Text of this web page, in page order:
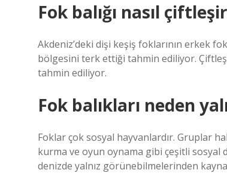
Fok balığı nasıl
Akdeniz’deki dişi keşiş foklarının erkek
bölgesini terk ettiği tahmin ediliyor.
tahmin ediliyor.
Fok balıkları neden
Foklar çok sosyal hayvanlardır. Gruplar
kurma ve oyun oynama gibi çeşitli sosyal
denizde yalnız görünebilmelerinden